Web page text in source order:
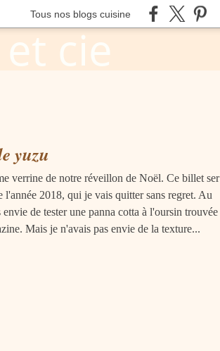
Tous nos blogs cuisine
yuzu
verrine de notre réveillon de Noël. Ce billet ser
l'année 2018, qui je vais quitter sans regret. Au
de tester une panna cotta à l'oursin trouvée
Mais je n'avais pas envie de la texture...